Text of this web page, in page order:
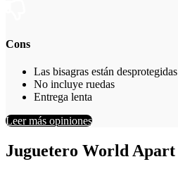
Cons
Las bisagras están desprotegidas
No incluye ruedas
Entrega lenta
Leer más opiniones
Juguetero World Apart